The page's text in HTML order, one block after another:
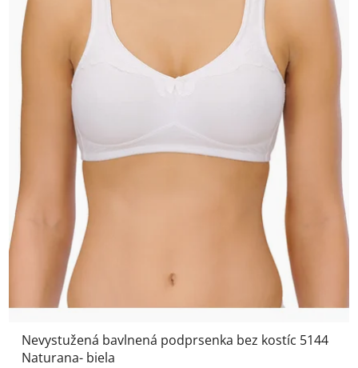
Nevystužená bavlnená podprsenka bez kostíc 5144
Naturana- biela